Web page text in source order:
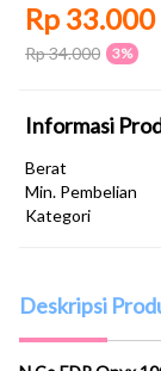
Rp 33.000
Rp 34.000 3%
Informasi
Berat
Min. Pembelian
Kategori
Deskripsi